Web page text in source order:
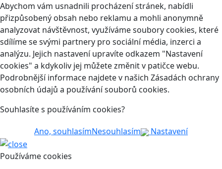
Abychom vám usnadnili procházení stránek, nabídli
přizpůsobený obsah nebo reklamu a mohli anonymně
analyzovat návštěvnost, využíváme soubory cookies, které
sdílíme se svými partnery pro sociální média, inzerci a
analýzu. Jejich nastavení upravíte odkazem "Nastavení
cookies" a kdykoliv jej můžete změnit v patičce webu.
Podrobnější informace najdete v našich Zásadách ochrany
osobních údajů a používání souborů cookies.
Souhlasíte s používáním cookies?
Ano, souhlasímNesouhlasím Nastavení
Používáme cookies